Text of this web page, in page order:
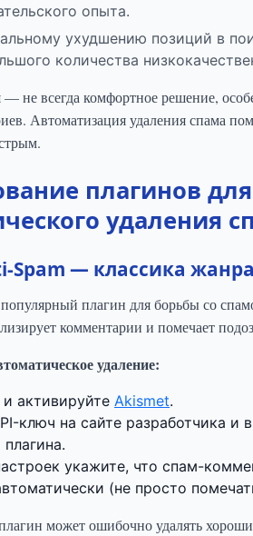
опыта.
ухудшению позиций в
количества
— не всегда комфортное решение,
Автоматизация удаления спама
плагинов для
удаления
Spam — классика
плагин для борьбы со
комментарии и помечает
удаление:
активируйте Akismet.
ключ на сайте разработчика и
укажите, что спам-
(не просто
может ошибочно удалять